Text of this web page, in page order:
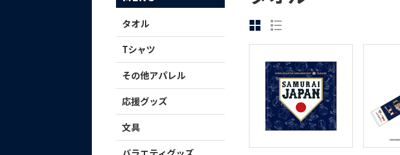
タオル
Tシャツ
その他アパレル
応援グッズ
文具